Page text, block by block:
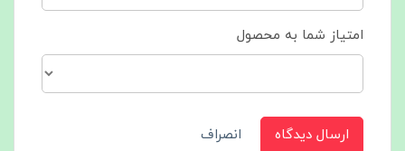
امتیاز شما به محصول
ارسال دیدگاه انصراف